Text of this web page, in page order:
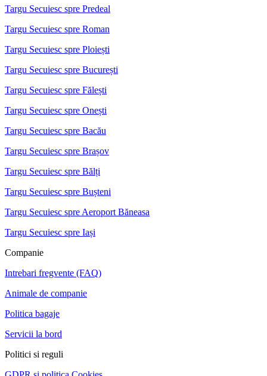
Targu Secuiesc spre Predeal
Targu Secuiesc spre Roman
Targu Secuiesc spre Ploiești
Targu Secuiesc spre București
Targu Secuiesc spre Fălești
Targu Secuiesc spre Onești
Targu Secuiesc spre Bacău
Targu Secuiesc spre Brașov
Targu Secuiesc spre Bălți
Targu Secuiesc spre Bușteni
Targu Secuiesc spre Aeroport Băneasa
Targu Secuiesc spre Iași
Companie
Intrebari fregvente (FAQ)
Animale de companie
Politica bagaje
Servicii la bord
Politici si reguli